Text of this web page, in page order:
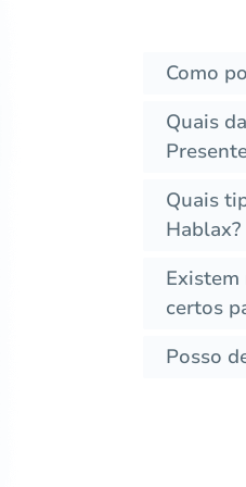
Como
Quais
Quais
Hablax?
certos
Posso